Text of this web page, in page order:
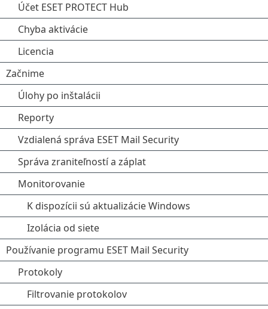
Účet ESET PROTECT Hub
Chyba aktivácie
Licencia
Začnime
Úlohy po inštalácii
Reporty
Vzdialená správa ESET Mail Security
Správa zraniteľností a záplat
Monitorovanie
K dispozícii sú aktualizácie Windows
Izolácia od siete
Používanie programu ESET Mail Security
Protokoly
Filtrovanie protokolov